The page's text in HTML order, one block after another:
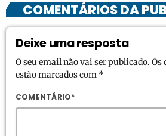
COMENTÁRIOS DA
Deixe uma resposta
O seu email não vai ser publicado.
estão marcados com *
COMENTÁRIO*